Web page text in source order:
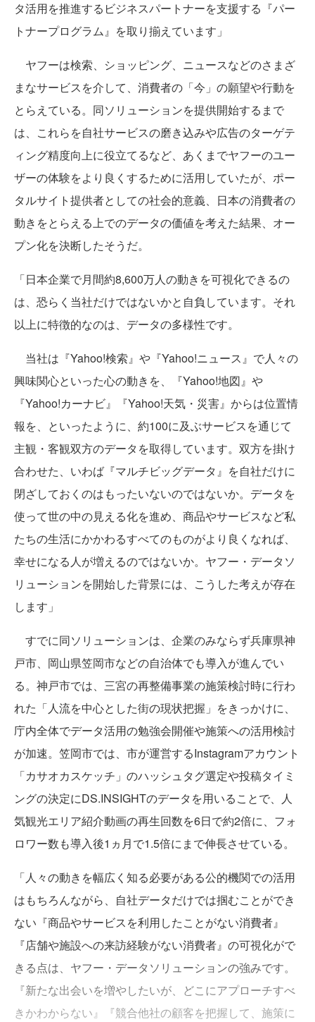
タ活用を推進するビジネスパートナーを支援する『パー
トナープログラム』を取り揃えています」
ヤフーは検索、ショッピング、ニュースなどのさまざ
まなサービスを介して、消費者の「今」の願望や行動を
とらえている。同ソリューションを提供開始するまで
は、これらを自社サービスの磨き込みや広告のターゲテ
ィング精度向上に役立てるなど、あくまでヤフーのユー
ザーの体験をより良くするために活用していたが、ポー
タルサイト提供者としての社会的意義、日本の消費者の
動きをとらえる上でのデータの価値を考えた結果、オー
プン化を決断したそうだ。
「日本企業で月間約8,600万人の動きを可視化できるの
は、恐らく当社だけではないかと自負しています。それ
以上に特徴的なのは、データの多様性です。
当社は『Yahoo!検索』や『Yahoo!ニュース』で人々の
興味関心といった心の動きを、『Yahoo!地図』や
『Yahoo!カーナビ』『Yahoo!天気・災害』からは位置情
報を、といったように、約100に及ぶサービスを通じて
主観・客観双方のデータを取得しています。双方を掛け
合わせた、いわば『マルチビッグデータ』を自社だけに
閉ざしておくのはもったいないのではないか。データを
使って世の中の見える化を進め、商品やサービスなど私
たちの生活にかかわるすべてのものがより良くなれば、
幸せになる人が増えるのではないか。ヤフー・データソ
リューションを開始した背景には、こうした考えが存在
します」
すでに同ソリューションは、企業のみならず兵庫県神
戸市、岡山県笠岡市などの自治体でも導入が進んでい
る。神戸市では、三宮の再整備事業の施策検討時に行わ
れた「人流を中心とした街の現状把握」をきっかけに、
庁内全体でデータ活用の勉強会開催や施策への活用検討
が加速。笠岡市では、市が運営するInstagramアカウント
「カサオカスケッチ」のハッシュタグ選定や投稿タイミ
ングの決定にDS.INSIGHTのデータを用いることで、人
気観光エリア紹介動画の再生回数を6日で約2倍に、フォ
ロワー数も導入後1ヵ月で1.5倍にまで伸長させている。
「人々の動きを幅広く知る必要がある公的機関での活用
はもちろんながら、自社データだけでは掴むことができ
ない『商品やサービスを利用したことがない消費者』
『店舗や施設への来訪経験がない消費者』の可視化がで
きる点は、ヤフー・データソリューションの強みです。
『新たな出会いを増やしたいが、どこにアプローチすべ
きかわからない』『競合他社の顧客を把握して、施策に